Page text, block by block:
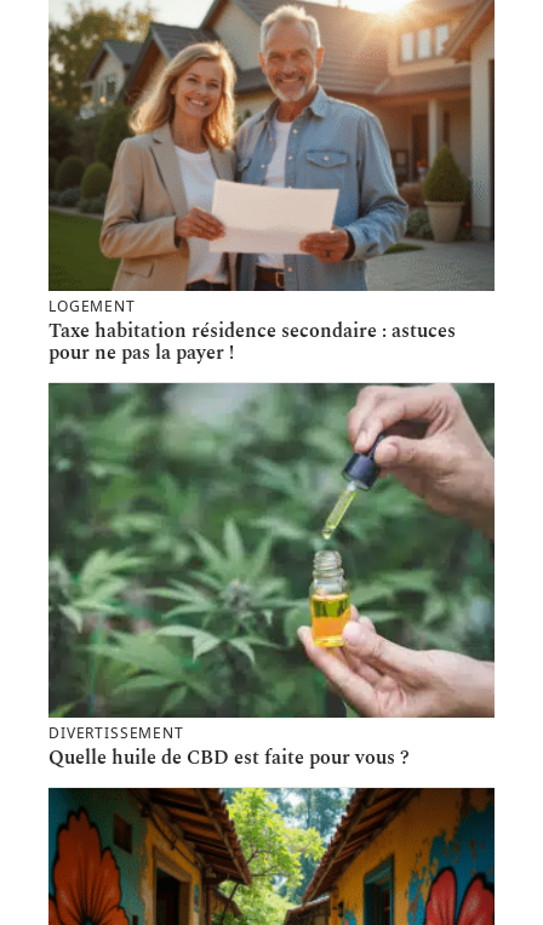
LOGEMENT
Taxe habitation résidence secondaire : astuces
pour ne pas la payer !
DIVERTISSEMENT
Quelle huile de CBD est faite pour vous ?